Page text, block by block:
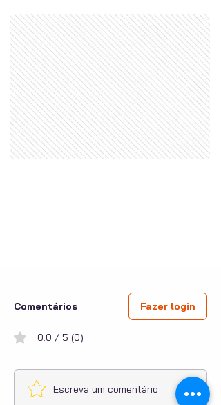
Comentários Fazer login
0.0 / 5 (0)
Escreva um comentário